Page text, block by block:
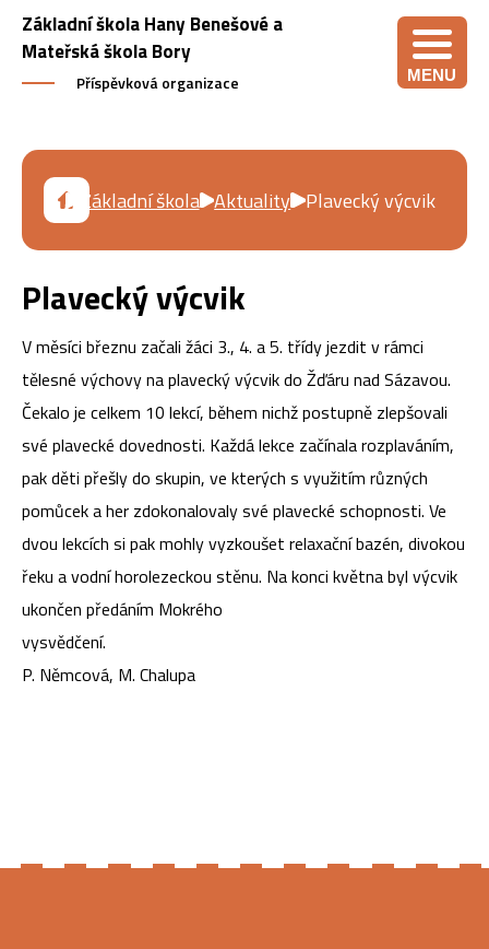
Základní škola Hany Benešové a
Mateřská škola Bory
Příspěvková organizace MENU
Základní škola Aktuality Plavecký výcvik
Plavecký výcvik
V měsíci březnu začali žáci 3., 4. a 5. třídy jezdit v rámci
tělesné výchovy na plavecký výcvik do Žďáru nad Sázavou.
Čekalo je celkem 10 lekcí, během nichž postupně zlepšovali
své plavecké dovednosti. Každá lekce začínala rozplaváním,
pak děti přešly do skupin, ve kterých s využitím různých
pomůcek a her zdokonalovaly své plavecké schopnosti. Ve
dvou lekcích si pak mohly vyzkoušet relaxační bazén, divokou
řeku a vodní horolezeckou stěnu. Na konci května byl výcvik
ukončen předáním Mokrého
P. Němcová, M. Chalupa